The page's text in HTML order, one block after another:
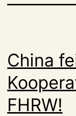
China
FHRW!